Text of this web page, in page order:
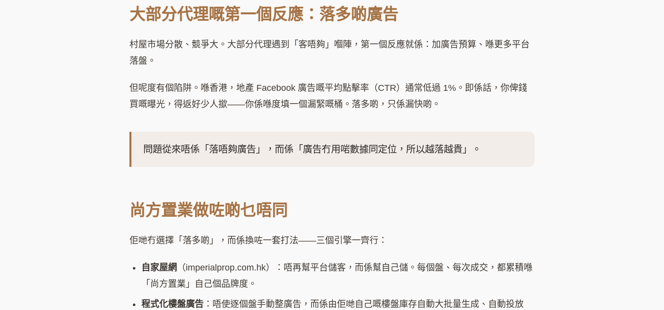
大部分代理嘅第一個反應：落多啲廣告
村屋市場分散、競爭大。大部分代理遇到「客唔夠」嗰陣，第一個反應就係：加廣告預算、喺更多平台
落盤。
但呢度有個陷阱。喺香港，地產 Facebook 廣告嘅平均點擊率（CTR）通常低過 1%。即係話，你俾錢
買嘅曝光，得返好少人撳——你係喺度填一個漏緊嘅桶。落多啲，只係漏快啲。
問題從來唔係「落唔夠廣告」，而係「廣告冇用啱數據同定位，所以越落越貴」。
尚方置業做咗啲乜唔同
佢哋冇選擇「落多啲」，而係換咗一套打法——三個引擎一齊行：
自家屋網
（imperialprop.com.hk）：唔再幫平台儲客，而係幫自己儲。每個盤、每次成交，都累積喺
「尚方置業」自己個品牌度。
程式化樓盤廣告 ：唔使逐個盤手動整廣告，而係由佢哋自己嘅樓盤庫存自動大批量生成、自動投放